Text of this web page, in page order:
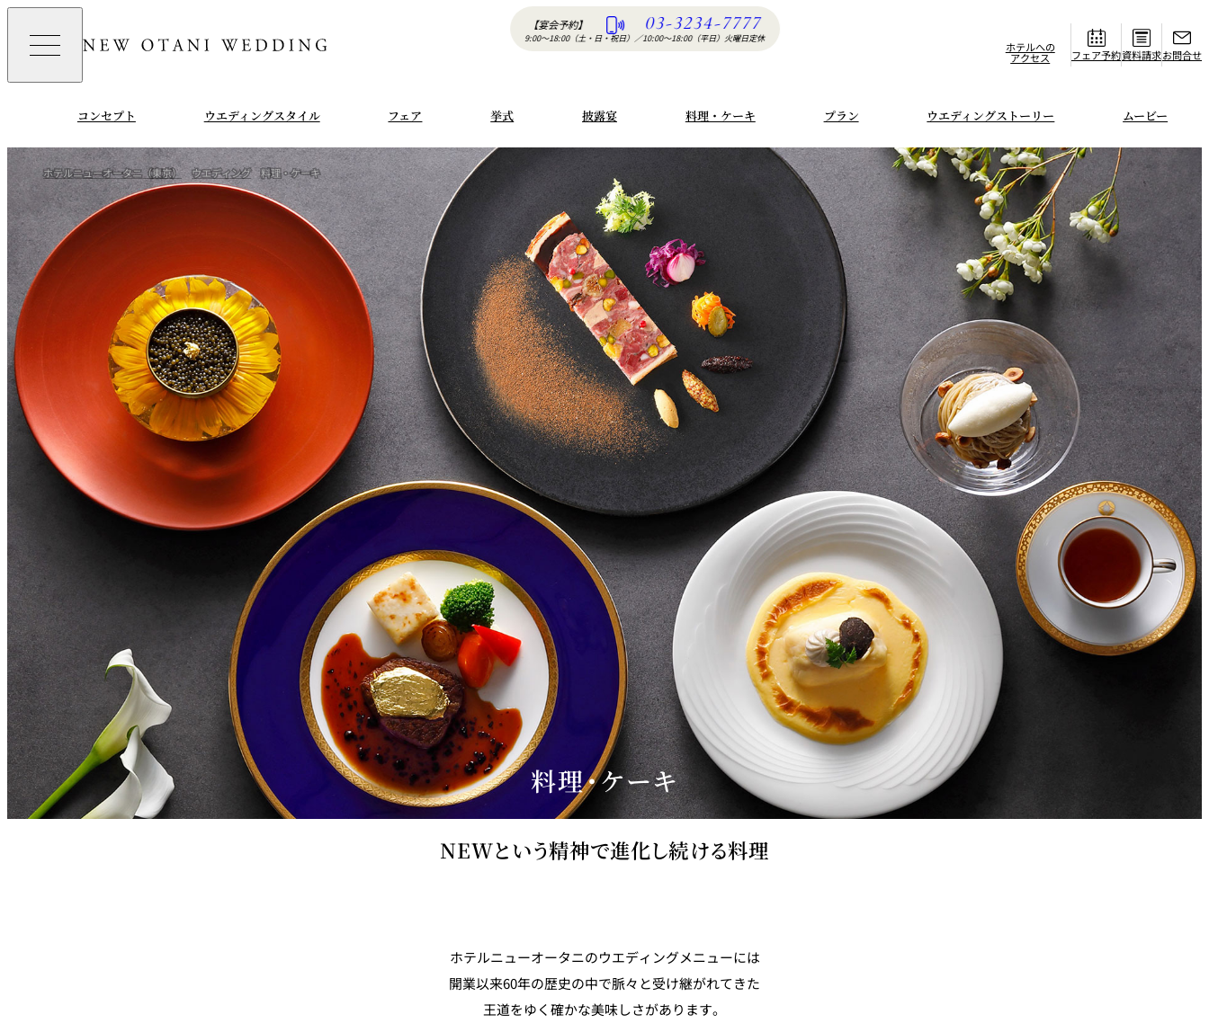
ホテルへの
アクセス フェア 資料請求お問合せ
コンセプト ウエディングスタイル フェア 挙式 披露宴 料理・ケーキ プラン ウエディングストーリー ムービー
料理・ケーキ
ホテルニューオータニ（東京） ウエディング 料理・ケーキ
NEWという精神で進化し続ける料理
ホテルニューオータニのウエディングメニューには
開業以来60年の歴史の中で脈々と受け継がれてきた
王道をゆく確かな美味しさがあります。
【宴会予約】 03-3234-7777
9:00〜18:00（土・日・祝日） ／10:00〜18:00（平日）火曜日定休